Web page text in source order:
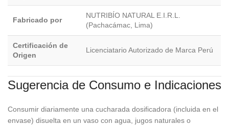
Fabricado por
NUTRIBÍO NATURAL E.I.R.L.
(Pachacámac, Lima)
Certificación de
Origen
Licenciatario Autorizado de Marca Perú
Sugerencia de Consumo e Indicaciones
Consumir diariamente una cucharada dosificadora (incluida en el
envase) disuelta en un vaso con agua, jugos naturales o